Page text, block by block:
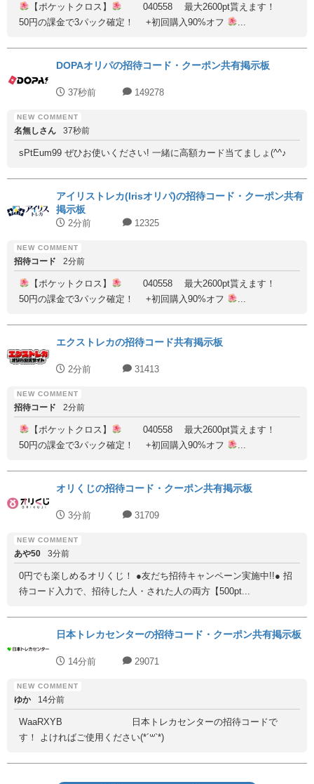
【ポケットクロス】
040558 最大2600pt貰えます！
50円の課金で3パック確定！ +初回購入90%オフ
DOPAオリパの招待コード・クーポン共有掲示板
37秒前 149278
名無しさん 37秒前
sPtEum99 ぜひお使いください! 一緒に高額カード当てましょ(^^♪
アイリストレカ(Irisオリパ)の招待コード・クーポン共有
掲示板
2分前 12325
招待コード 2分前
【ポケットクロス】
040558 最大2600pt貰えます！
50円の課金で3パック確定！ +初回購入90%オフ
エクストレカの招待コード共有掲示板
2分前 31413
招待コード 2分前
【ポケットクロス】
040558 最大2600pt貰えます！
50円の課金で3パック確定！ +初回購入90%オフ
オリくじの招待コード・クーポン共有掲示板
3分前 31709
あや50 3分前
0円でも楽しめるオリくじ！ ●友だち招待キャンペーン実施中!!● 招
待コード入力で、招待した人・された人の両方【500pt...
日本トレカセンターの招待コード・クーポン共有掲示板
14分前 29071
ゆか 14分前
WaaRXYB 日本トレカセンターの招待コードで
す！ よければご使用ください(*´꒳`*)